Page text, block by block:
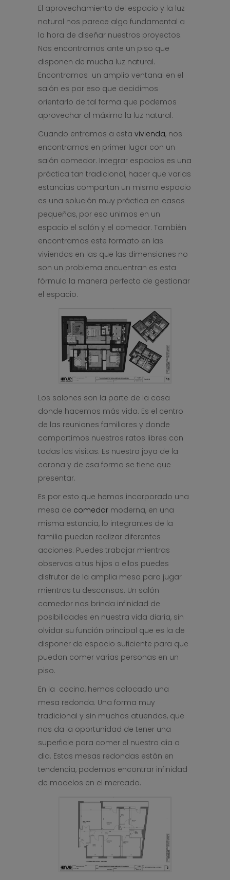
El aprovechamiento del espacio y la luz
natural nos parece algo fundamental a
la hora de diseñar nuestros proyectos.
Nos encontramos ante un piso que
disponen de mucha luz natural.
Encontramos un amplio ventanal en el
salón es por eso que decidimos
orientarlo de tal forma que podemos
aprovechar al máximo la luz natural.
Cuando entramos a esta vivienda, nos
encontramos en primer lugar con un
salón comedor. Integrar espacios es una
práctica tan tradicional, hacer que varias
estancias compartan un mismo espacio
es una solución muy práctica en casas
pequeñas, por eso unimos en un
espacio el salón y el comedor. También
encontramos este formato en las
viviendas en las que las dimensiones no
son un problema encuentran es esta
fórmula la manera perfecta de gestionar
el espacio.
Los salones son la parte de la casa
donde hacemos más vida. Es el centro
de las reuniones familiares y donde
compartimos nuestros ratos libres con
todas las visitas. Es nuestra joya de la
corona y de esa forma se tiene que
presentar.
Es por esto que hemos incorporado una
mesa de comedor moderna, en una
misma estancia, lo integrantes de la
familia pueden realizar diferentes
acciones. Puedes trabajar mientras
observas a tus hijos o ellos puedes
disfrutar de la amplia mesa para jugar
mientras tu descansas. Un salón
comedor nos brinda infinidad de
posibilidades en nuestra vida diaria, sin
olvidar su función principal que es la de
disponer de espacio suficiente para que
puedan comer varias personas en un
piso.
En la cocina, hemos colocado una
mesa redonda. Una forma muy
tradicional y sin muchos atuendos, que
nos da la oportunidad de tener una
superficie para comer el nuestro dia a
dia. Estas mesas redondas están en
tendencia, podemos encontrar infinidad
de modelos en el mercado.